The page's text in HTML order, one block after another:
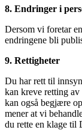
8. Endringer i
Dersom vi foretar
endringene bli
9. Rettigheter
Du har rett til
kan kreve retting
kan også begjære
mener at vi
du rette en klage til